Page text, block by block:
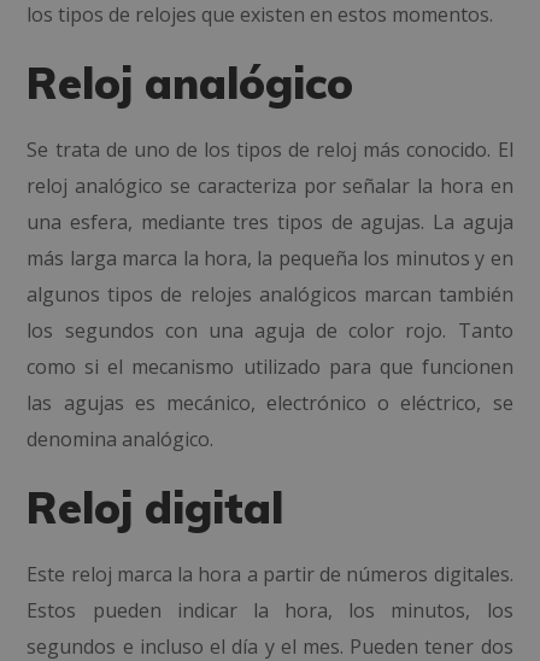
los tipos de relojes que existen en estos momentos.
Reloj analógico
Se trata de uno de los tipos de reloj más conocido. El
reloj analógico se caracteriza por señalar la hora en
una esfera, mediante tres tipos de agujas. La aguja
más larga marca la hora, la pequeña los minutos y en
algunos tipos de relojes analógicos marcan también
los segundos con una aguja de color rojo. Tanto
como si el mecanismo utilizado para que funcionen
las agujas es mecánico, electrónico o eléctrico, se
denomina analógico.
Reloj digital
Este reloj marca la hora a partir de números digitales.
Estos pueden indicar la hora, los minutos, los
segundos e incluso el día y el mes. Pueden tener dos